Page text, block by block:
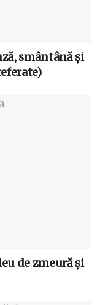
smântână și
de zmeură și